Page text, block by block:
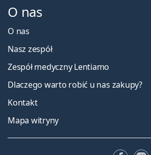
O nas
O nas
Nasz zespół
Zespół medyczny Lentiamo
Dlaczego warto robić u nas zakupy?
Kontakt
Mapa witryny